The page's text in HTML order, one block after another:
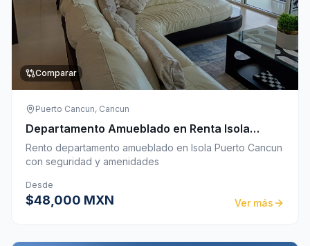
Comparar
Puerto Cancun, Cancun
Departamento Amueblado en Renta Isola
Puerto Cancun
Rento departamento amueblado en Isola Puerto Cancun
con seguridad y amenidades
Desde
$48,000 MXN Ver más